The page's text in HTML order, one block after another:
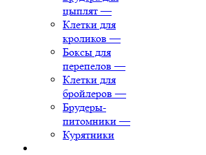
цыплят —
Клетки для
кроликов —
Боксы для
перепелов —
Клетки для
бройлеров —
Брудеры-
питомники —
Курятники